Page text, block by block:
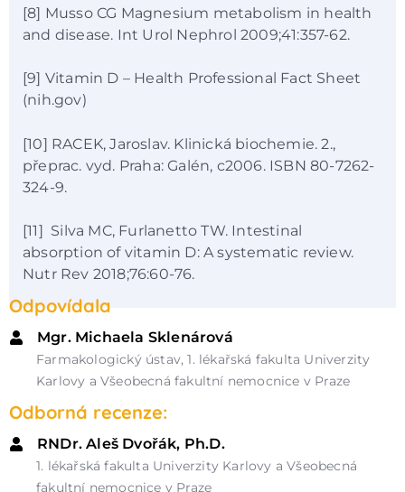
[8] Musso CG Magnesium metabolism in health
and disease. Int Urol Nephrol 2009;41:357-62.
[9] Vitamin D – Health Professional Fact Sheet
(nih.gov)
[10] RACEK, Jaroslav. Klinická biochemie. 2.,
přeprac. vyd. Praha: Galén, c2006. ISBN 80-7262-
324-9.
[11] Silva MC, Furlanetto TW. Intestinal
absorption of vitamin D: A systematic review.
Nutr Rev 2018;76:60-76.
Odpovídala
Mgr. Michaela Sklenárová
Farmakologický ústav, 1. lékařská fakulta Univerzity
Karlovy a Všeobecná fakultní nemocnice v Praze
Odborná recenze:
RNDr. Aleš Dvořák, Ph.D.
1. lékařská fakulta Univerzity Karlovy a Všeobecná
fakultní nemocnice v Praze